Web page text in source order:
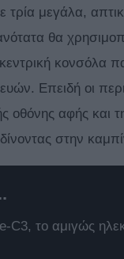
μεγάλα,
θα
κονσόλα
Επειδή οι
οθόνης αφής
στην
C3, το αμιγώς